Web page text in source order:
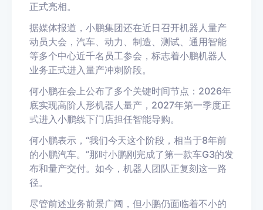
正式亮相。
据媒体报道，小鹏集团还在近日召开机器人量产
动员大会，汽车、动力、制造、测试、通用智能
等多个中心近千名员工参会，标志着小鹏机器人
业务正式进入量产冲刺阶段。
何小鹏在会上公布了多个关键时间节点：2026年
底实现高阶人形机器人量产，2027年第一季度正
式进入小鹏线下门店担任智能导购。
何小鹏表示，“我们今天这个阶段，相当于8年前
的小鹏汽车。”那时小鹏刚完成了第一款车G3的发
布和量产交付。如今，机器人团队正复刻这一路
径。
尽管前述业务前景广阔，但小鹏仍面临着不小的